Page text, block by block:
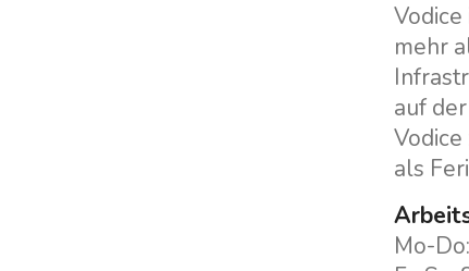
mehr
auf
als
Mo-